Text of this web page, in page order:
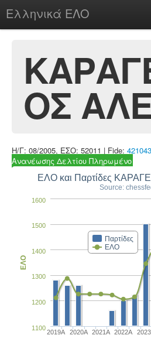
Ελληνικά ΕΛΟ
chesstu.be @ discord
LoginΟΣ
Η/Γ: 08/2005, ΕΣΟ: 52011 | Fide:
Ανανέωσης Δελτίου Πληρωμένο
ΕΛΟ και Παρτίδες
Source:
Παρτίδες
ΕΛΟ
2019A 2020A 2021A 2022A
1100
1200
1300
1400
1500
1600
ΕΛΟ